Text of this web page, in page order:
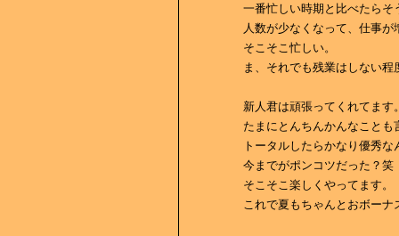
一番忙しい時期と比べたらそ
人数が少なくなって、仕事が
そこそこ忙しい。
ま、それでも残業はしない程
新人君は頑張ってくれてます
たまにとんちんかんなことも
トータルしたらかなり優秀な
今までがポンコツだった？笑
そこそこ楽しくやってます。
これで夏もちゃんとおボーナ